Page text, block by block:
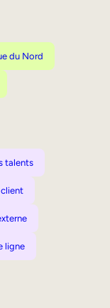
du Nord
talents
ligne